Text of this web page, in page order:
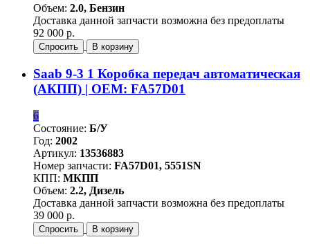
Объем: 2.0, Бензин
Доставка данной запчасти возможна без предоплаты
92 000 р.
Спросить В корзину
Saab 9-3 1 Коробка передач автоматическая
(АКПП) | OEM: FA57D01
6
Состояние: Б/У
Год: 2002
Артикул: 13536883
Номер запчасти: FA57D01, 5551SN
КПП: МКПП
Объем: 2.2, Дизель
Доставка данной запчасти возможна без предоплаты
39 000 р.
Спросить В корзину